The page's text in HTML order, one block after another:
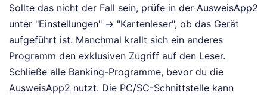
Sollte das nicht der Fall sein, prüfe in der AusweisApp2
unter "Einstellungen" -> "Kartenleser", ob das Gerät
aufgeführt ist. Manchmal krallt sich ein anderes
Programm den exklusiven Zugriff auf den Leser.
Schließe alle Banking-Programme, bevor du die
AusweisApp2 nutzt. Die PC/SC-Schnittstelle kann